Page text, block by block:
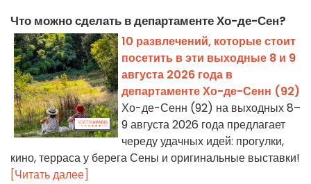
Что можно сделать в департаменте Хо-де-Сен?
10 развлечений, которые стоит
посетить в эти выходные 8 и 9
августа 2026 года в
департаменте Хо-де-Сенн (92)
Хо-де-Сенн (92) на выходных 8–
9 августа 2026 года предлагает
череду удачных идей: прогулки,
кино, терраса у берега Сены и оригинальные выставки!
[Читать далее]